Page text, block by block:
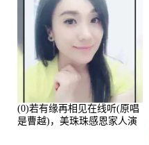
(0)若有缘再相见在线听(原唱
是曹越)，美珠珠感恩家人演